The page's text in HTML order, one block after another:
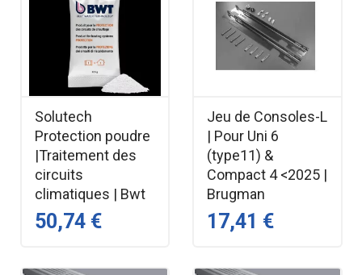
Solutech
Protection poudre
|Traitement des
circuits
climatiques | Bwt
50,74 €
Jeu de Consoles-L
| Pour Uni 6
(type11) &
Compact 4 <2025 |
Brugman
17,41 €